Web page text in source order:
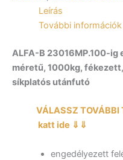
össztömeg
mennyiség
Leírás
További információk
ALFA-B 23016MP.100-
méretű, 1000kg,
síkplatós utánfutó
VÁLASSZ
katt ide ⇓⇓
engedélyezett